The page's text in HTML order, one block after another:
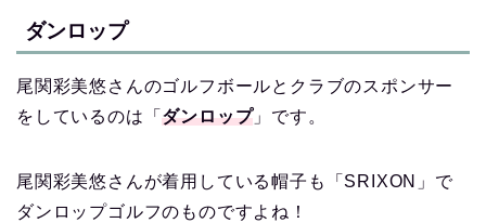
ダンロップ
尾関彩美悠さんのゴルフボールとクラブのスポンサー
をしているのは「ダンロップ」です。
尾関彩美悠さんが着用している帽子も「SRIXON」で
ダンロップゴルフのものですよね！